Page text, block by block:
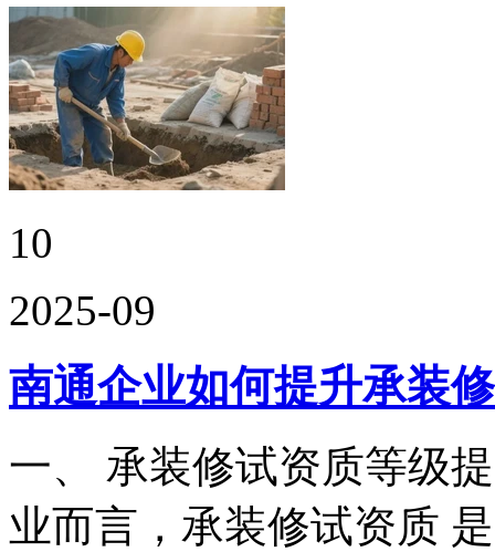
10
2025-09
南通企业如何提升承装
一、 承装修试资质等级
业而言，承装修试资质